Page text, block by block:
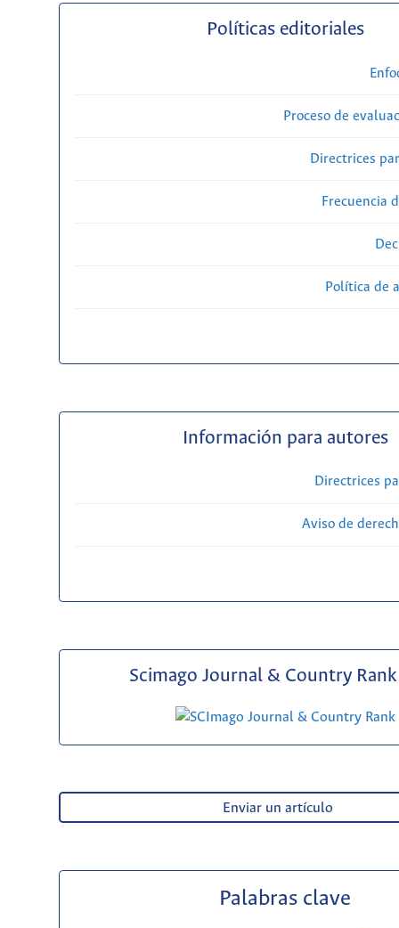
Políticas editoriales
Proceso de
Directrices
Frecuencia
Política de
Información para autores
Directrices
Aviso de
Scimago Journal & Country Rank
Enviar un artículo
Palabras clave